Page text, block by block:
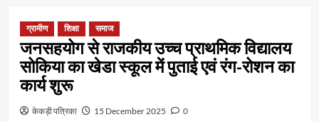
ग्रामीण शिक्षा समाज
जनसहयोग से राजकीय उच्च प्राथमिक विद्यालय
सोकिया का खेडा स्कूल में पुताई एवं रंग-रोशन का
कार्य शुरू
केकड़ी पत्रिका 15 December 2025 0